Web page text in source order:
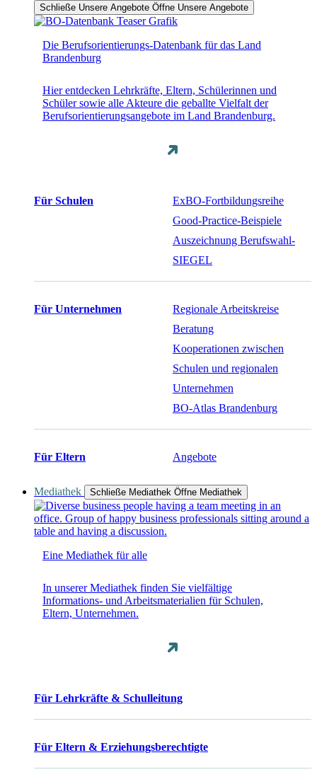
Schließe Unsere Angebote Öffne Unsere Angebote
Die Berufsorientierungs-Datenbank für das Land
Brandenburg
Hier entdecken Lehrkräfte, Eltern, Schülerinnen und
Schüler sowie alle Akteure die geballte Vielfalt der
Berufsorientierungsangebote im Land Brandenburg.
Für Schulen
ExBO-Fortbildungsreihe
Good-Practice-Beispiele
Auszeichnung Berufswahl-
SIEGEL
Für Unternehmen
Regionale Arbeitskreise
Beratung
Kooperationen zwischen
Schulen und regionalen
Unternehmen
BO-Atlas Brandenburg
Für Eltern Angebote
Mediathek Schließe Mediathek Öffne Mediathek
Eine Mediathek für alle
In unserer Mediathek finden Sie vielfältige
Informations- und Arbeitsmaterialien für Schulen,
Eltern, Unternehmen.
Für Lehrkräfte & Schulleitung
Für Eltern & Erziehungsberechtigte